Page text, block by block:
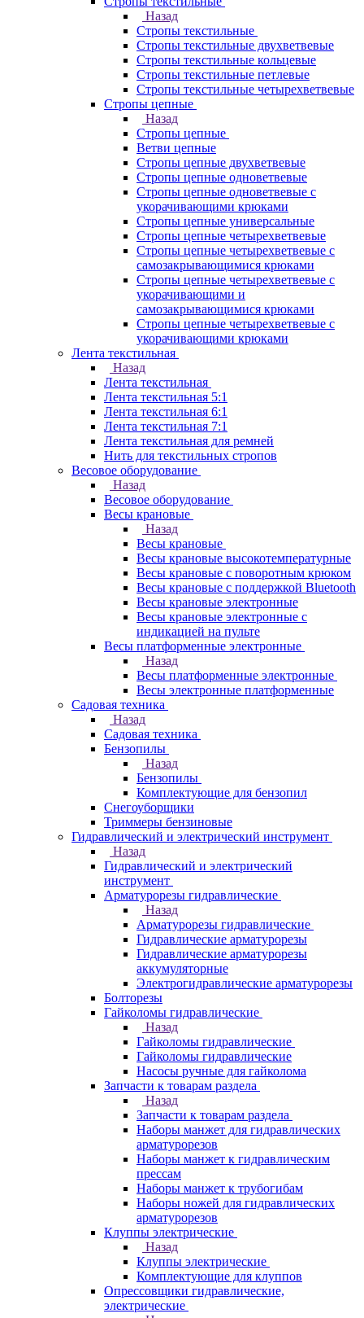
Назад
Стропы текстильные
Стропы текстильные двухветвевые
Стропы текстильные кольцевые
Стропы текстильные петлевые
Стропы текстильные четырехветвевые
Стропы цепные
Назад
Стропы цепные
Ветви цепные
Стропы цепные двухветвевые
Стропы цепные одноветвевые
Стропы цепные одноветвевые с
укорачивающими крюками
Стропы цепные универсальные
Стропы цепные четырехветвевые
Стропы цепные четырехветвевые с
самозакрывающимися крюками
Стропы цепные четырехветвевые с
укорачивающими и
самозакрывающимися крюками
Стропы цепные четырехветвевые с
укорачивающими крюками
Лента текстильная
Назад
Лента текстильная
Лента текстильная 5:1
Лента текстильная 6:1
Лента текстильная 7:1
Лента текстильная для ремней
Нить для текстильных стропов
Весовое оборудование
Назад
Весовое оборудование
Весы крановые
Назад
Весы крановые
Весы крановые высокотемпературные
Весы крановые с поворотным крюком
Весы крановые с поддержкой Bluetooth
Весы крановые электронные
Весы крановые электронные с
индикацией на пульте
Весы платформенные электронные
Назад
Весы платформенные электронные
Весы электронные платформенные
Садовая техника
Назад
Садовая техника
Бензопилы
Назад
Бензопилы
Комплектующие для бензопил
Снегоуборщики
Триммеры бензиновые
Гидравлический и электрический инструмент
Назад
Гидравлический и электрический
инструмент
Арматурорезы гидравлические
Назад
Арматурорезы гидравлические
Гидравлические арматурорезы
Гидравлические арматурорезы
аккумуляторные
Электрогидравлические арматурорезы
Болторезы
Гайколомы гидравлические
Назад
Гайколомы гидравлические
Гайколомы гидравлические
Насосы ручные для гайколома
Запчасти к товарам раздела
Назад
Запчасти к товарам раздела
Наборы манжет для гидравлических
арматурорезов
Наборы манжет к гидравлическим
прессам
Наборы манжет к трубогибам
Наборы ножей для гидравлических
арматурорезов
Клуппы электрические
Назад
Клуппы электрические
Комплектующие для клуппов
Опрессовщики гидравлические,
электрические